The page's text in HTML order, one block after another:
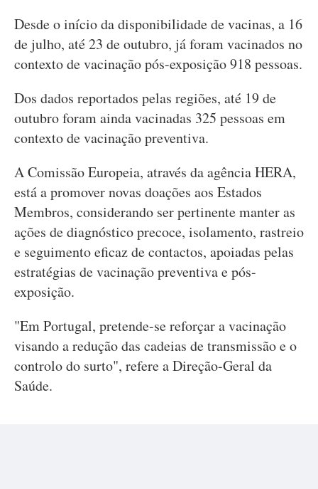
Desde o início da disponibilidade de vacinas, a 16
de julho, até 23 de outubro, já foram vacinados no
contexto de vacinação pós-exposição 918 pessoas.
Dos dados reportados pelas regiões, até 19 de
outubro foram ainda vacinadas 325 pessoas em
contexto de vacinação preventiva.
A Comissão Europeia, através da agência HERA,
está a promover novas doações aos Estados
Membros, considerando ser pertinente manter as
ações de diagnóstico precoce, isolamento, rastreio
e seguimento eficaz de contactos, apoiadas pelas
estratégias de vacinação preventiva e pós-
exposição.
"Em Portugal, pretende-se reforçar a vacinação
visando a redução das cadeias de transmissão e o
controlo do surto", refere a Direção-Geral da
Saúde.